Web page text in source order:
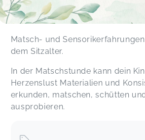
Matsch- und
dem Sitzalter.
In der Matschstunde kann dein
Herzenslust Materialien und
erkunden, matschen, schütten
ausprobieren.